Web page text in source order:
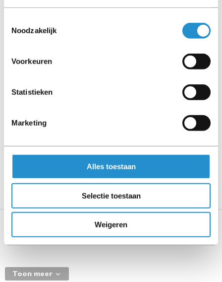
Noodzakelijk
Voorkeuren
Statistieken
Marketing
Alles toestaan
Selectie toestaan
Weigeren
(tenzij anders aangegeven). Bij Refurbished artikelen zijn
(tenzij anders aangegeven).
Let goed op de productbeschrijving en neem bij vragen
contact op met ons.
LET OP: Op refurbished producten geldt een
garantieperiode van 90 dagen, tenzij anders
aangegeven.
Specificaties
Toon meer